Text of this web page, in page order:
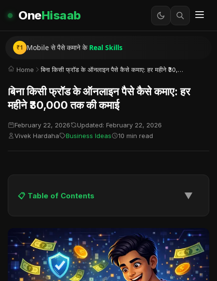
OneHisaab
₹1
Instagram Reels से
गरीब से अमीर बनने की सच्ची कहानी
Home बिना किसी फ्रॉड के ऑनलाइन पैसे कैसे कमाए: हर महीने ₹30,000 तक की कमाई
बिना किसी फ्रॉड के ऑनलाइन पैसे कैसे कमाए: हर
महीने ₹30,000 तक की कमाई
February 22, 2026
Updated: February 22, 2026
Vivek Hardaha
Business Ideas 10 min read
📋 Table of Contents ▼